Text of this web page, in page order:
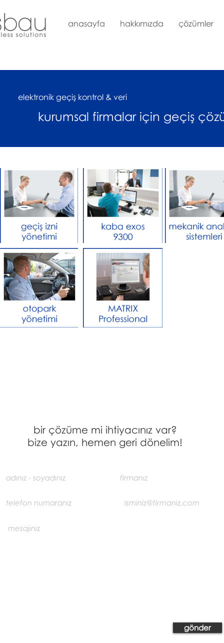
anasayfa hakkımızda çözümler
elektronik geçiş kontrol & veri
kurumsal firmalar için geçiş
bir çözüme mi ihtiyacınız var?
bize yazın, hemen geri dönelim!
gönder